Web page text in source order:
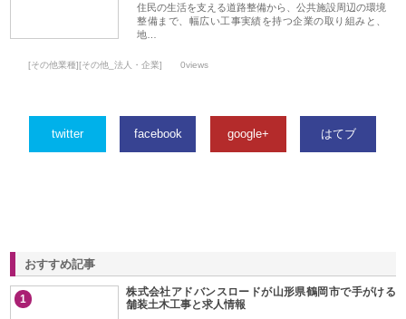
住民の生活を支える道路整備から、公共施設周辺の環境
整備まで、幅広い工事実績を持つ企業の取り組みと、
地…
[その他業種][その他_法人・企業] 0views
twitter facebook google+ はてブ
おすすめ記事
1
株式会社アドバンスロードが山形県鶴岡市で手がける
舗装土木工事と求人情報